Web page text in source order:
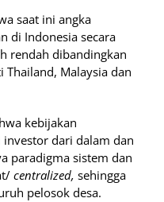
saat ini angka
di Indonesia secara
rendah dibandingkan
Thailand, Malaysia dan
kebijakan
dari dalam dan
paradigma sistem dan
centralized, sehingga
pelosok desa.